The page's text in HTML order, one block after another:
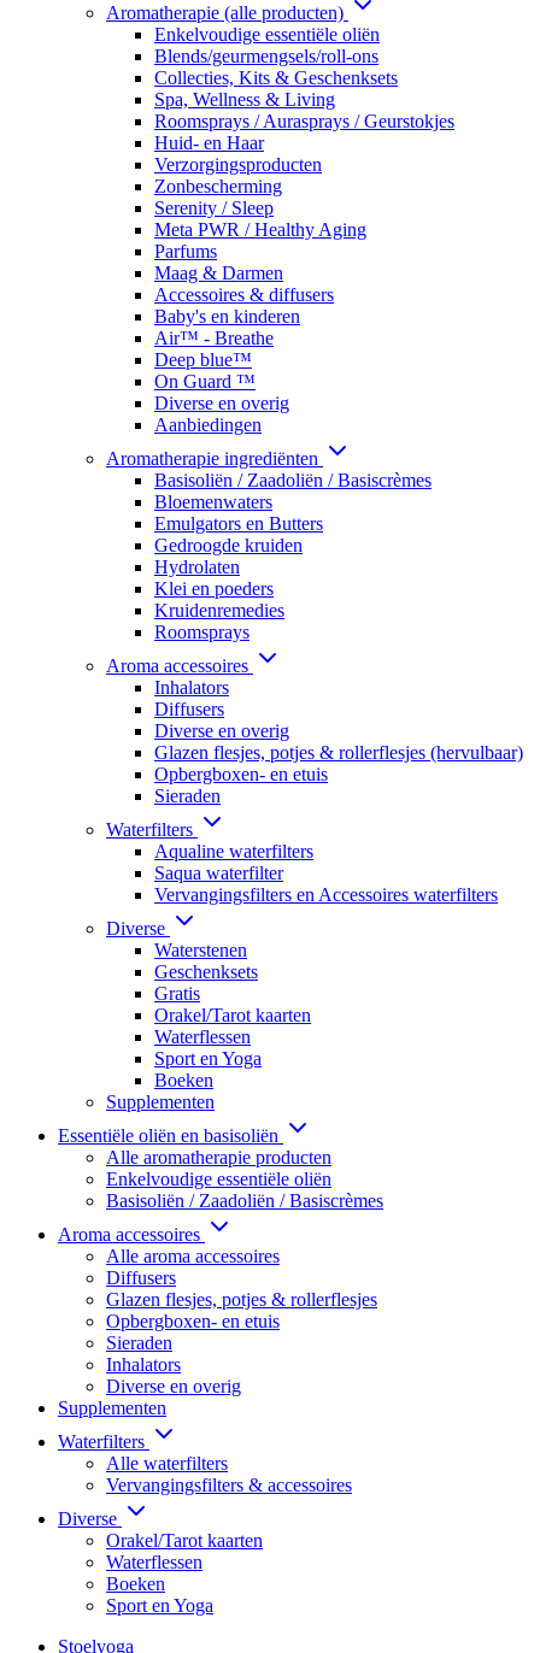
Aromatherapie (alle producten)
Enkelvoudige essentiële oliën
Blends/geurmengsels/roll-ons
Collecties, Kits & Geschenksets
Spa, Wellness & Living
Roomsprays / Aurasprays / Geurstokjes
Huid- en Haar
Verzorgingsproducten
Zonbescherming
Serenity / Sleep
Meta PWR / Healthy Aging
Parfums
Maag & Darmen
Accessoires & diffusers
Baby's en kinderen
Air™ - Breathe
Deep blue™
On Guard ™
Diverse en overig
Aanbiedingen
Aromatherapie ingrediënten
Basisoliën / Zaadoliën / Basiscrèmes
Bloemenwaters
Emulgators en Butters
Gedroogde kruiden
Hydrolaten
Klei en poeders
Kruidenremedies
Roomsprays
Aroma accessoires
Inhalators
Diffusers
Diverse en overig
Glazen flesjes, potjes & rollerflesjes (hervulbaar)
Opbergboxen- en etuis
Sieraden
Waterfilters
Aqualine waterfilters
Saqua waterfilter
Vervangingsfilters en Accessoires waterfilters
Diverse
Waterstenen
Geschenksets
Gratis
Orakel/Tarot kaarten
Waterflessen
Sport en Yoga
Boeken
Supplementen
Essentiële oliën en basisoliën
Alle aromatherapie producten
Enkelvoudige essentiële oliën
Basisoliën / Zaadoliën / Basiscrèmes
Aroma accessoires
Alle aroma accessoires
Diffusers
Glazen flesjes, potjes & rollerflesjes
Opbergboxen- en etuis
Sieraden
Inhalators
Diverse en overig
Supplementen
Waterfilters
Alle waterfilters
Vervangingsfilters & accessoires
Diverse
Orakel/Tarot kaarten
Waterflessen
Boeken
Sport en Yoga
Stoelyoga